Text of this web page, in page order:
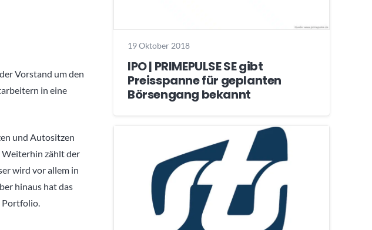
Vorstand um den
in eine
und Autositzen
Weiterhin zählt der
wird vor allem in
hinaus hat das
Portfolio.
19 Oktober 2018
IPO | PRIMEPULSE SE gibt
Preisspanne für geplanten
Börsengang bekannt